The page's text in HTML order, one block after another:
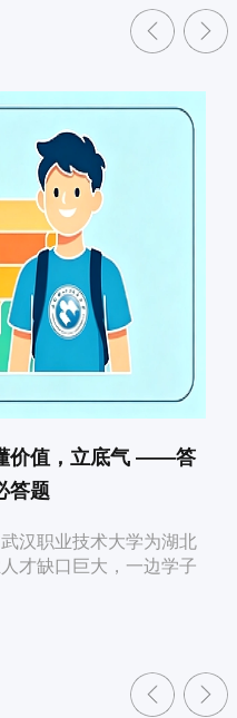
价值，立底气 ——答
答题
汉职业技术大学为湖北
才缺口巨大，一边学子